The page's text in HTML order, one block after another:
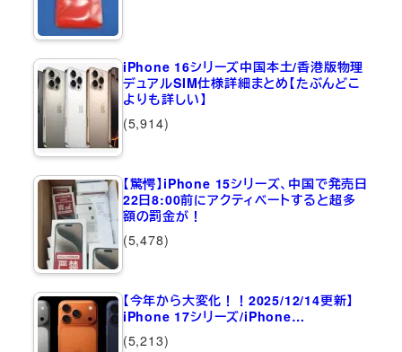
iPhone 16シリーズ中国本土/香港版物理
デュアルSIM仕様詳細まとめ【たぶんどこ
よりも詳しい】
(5,914)
【驚愕】iPhone 15シリーズ、中国で発売日
22日8:00前にアクティベートすると超多
額の罰金が！
(5,478)
【今年から大変化！！2025/12/14更新】
iPhone 17シリーズ/iPhone…
(5,213)